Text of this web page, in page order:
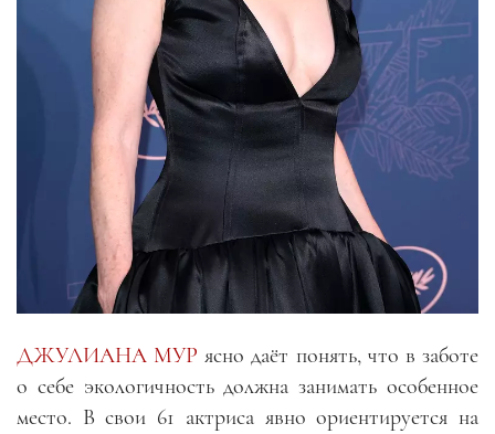
ДЖУЛИАНА МУР ясно даёт понять, что в заботе
о себе экологичность должна занимать особенное
место. В свои 61 актриса явно ориентируется на